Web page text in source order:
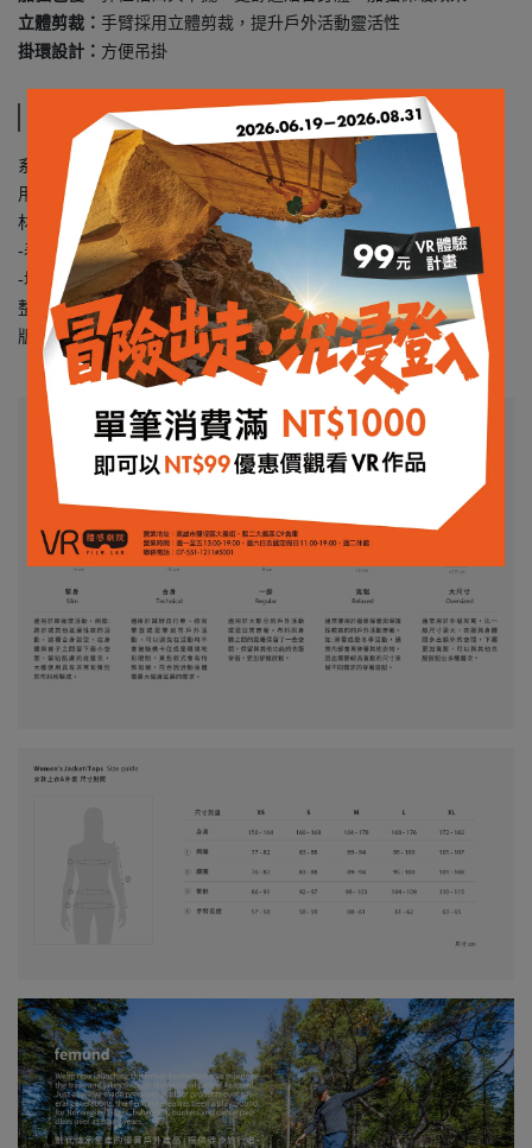
立體剪裁： 手臂採用立體剪裁，提升戶外活動靈活性
掛環設計： 方便吊掛
規格說明
系列：femund｜ Outdoor essentials
用途：戶外、健行
材質：
-表布：aeroDownproof ( 100% recycled polyester )
-填充：thermo60 ( 100% recycled polyester )
整體重量：304 g ( in size M )
版型：Technical fit